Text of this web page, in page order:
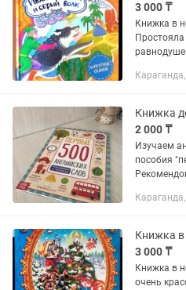
3 000 ₸
Книжка в
равнодушен к
иллюстрации
18 × 18...
Книжка
2 000 ₸
Изучаем
пособия
Книжка
3 000 ₸
Книжка в
очень красочные !